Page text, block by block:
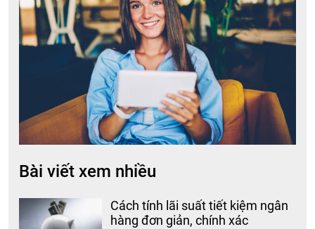
Bài viết xem nhiều
Cách tính lãi suất tiết kiệm ngân
hàng đơn giản, chính xác